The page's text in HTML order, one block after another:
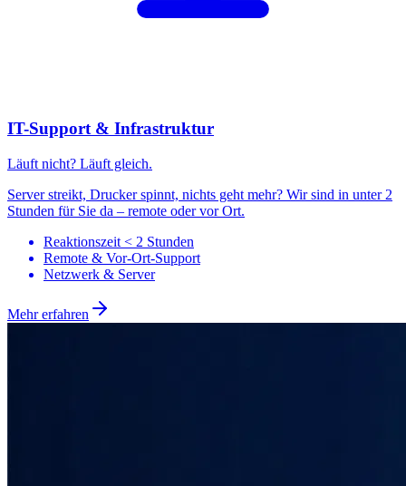
Reaktionszeit < 2 Stunden
Remote & Vor-Ort-Support
Netzwerk & Server